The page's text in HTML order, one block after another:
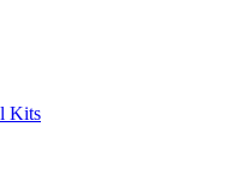
Kits